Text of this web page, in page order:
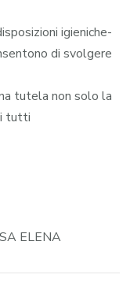
igieniche-
di svolgere
tutela non solo la
tutti
ELENA